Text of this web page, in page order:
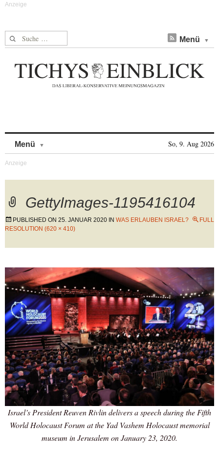
Suche nach: Menü
Menü So, 9. Aug 2026
GettyImages-1195416104
PUBLISHED ON 25. JANUAR 2020 IN WAS ERLAUBEN ISRAEL?
FULL
RESOLUTION (620 × 410)
Israel’s President Reuven Rivlin delivers a speech during the Fifth
World Holocaust Forum at the Yad Vashem Holocaust memorial
museum in Jerusalem on January 23, 2020.